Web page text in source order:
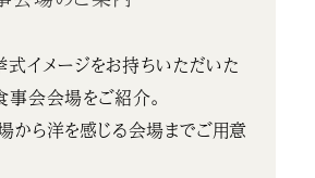
イメージをお持ちいただいた
事会会場をご紹介。
から洋を感じる会場までご用意